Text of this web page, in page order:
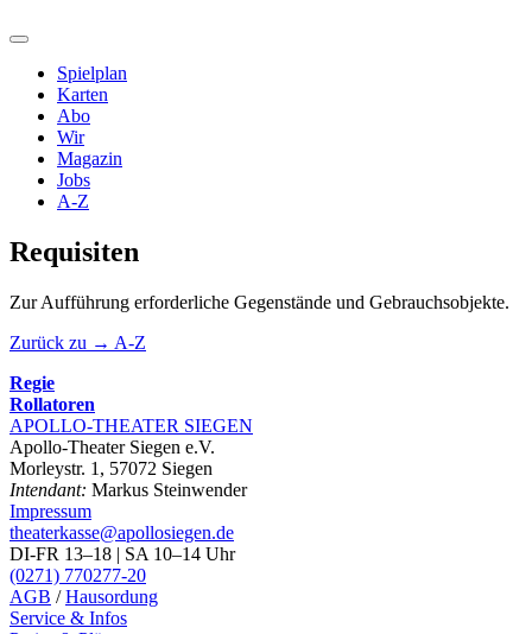
Spielplan
Karten
Abo
Wir
Magazin
Jobs
A-Z
Requisiten
Zur Aufführung erforderliche Gegenstände und Gebrauchsobjekte.
Zurück zu → A-Z
Regie
Rollatoren
APOLLO-THEATER SIEGEN
Apollo-Theater Siegen e.V.
Morleystr. 1, 57072 Siegen
Intendant: Markus Steinwender
Impressum
theaterkasse@apollosiegen.de
DI-FR 13–18 | SA 10–14 Uhr
(0271) 770277-20
AGB /Hausordung
Service & Infos